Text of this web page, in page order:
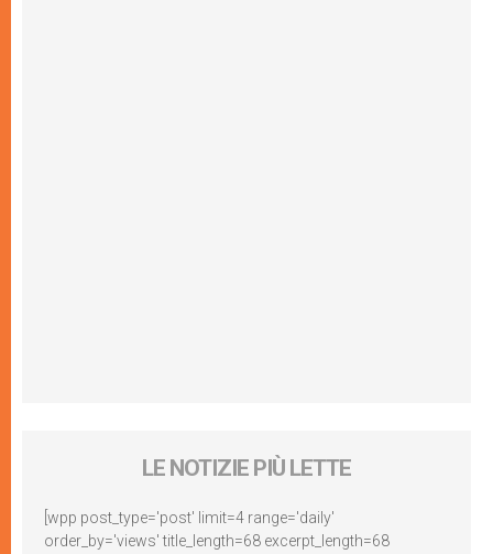
LE NOTIZIE PIÙ LETTE
[wpp post_type='post' limit=4 range='daily'
order_by='views' title_length=68 excerpt_length=68